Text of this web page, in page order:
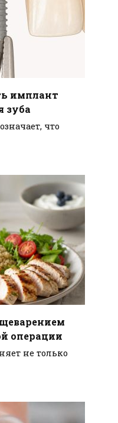
имплант
зуба
что
операции
не только